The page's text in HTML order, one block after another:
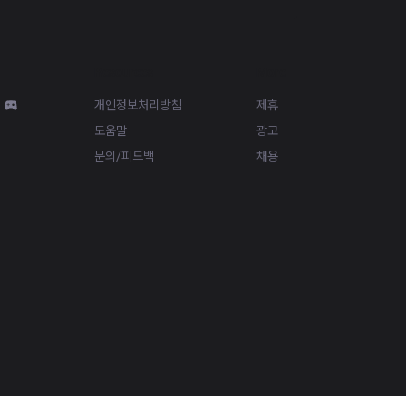
개인정보처리방침
도움말
문의/피드백
제휴
광고
채용